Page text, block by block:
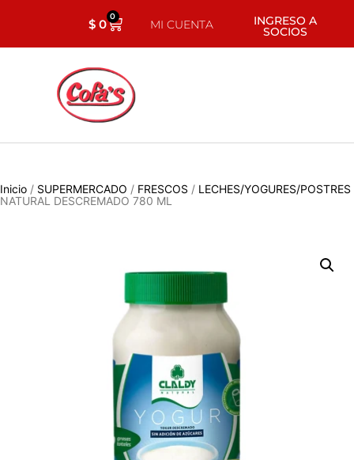
$0 0
MI CUENTA INGRESO A
SOCIOS
Inicio / SUPERMERCADO / FRESCOS / LECHES/YOGURES/POSTRES
NATURAL DESCREMADO 780 ML